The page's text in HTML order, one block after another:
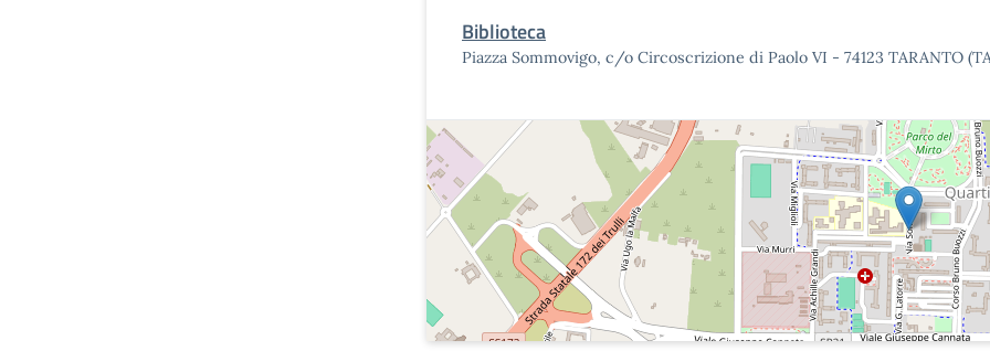
Biblioteca
Piazza Sommovigo, c/o Circoscrizione di Paolo VI - 74123 TARANTO